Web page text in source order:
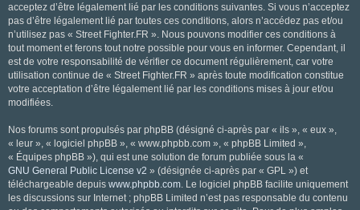
acceptez d’être légalement lié par les conditions suivantes. Si vous n’acceptez
pas d’être légalement lié par toutes ces conditions, alors n’accédez pas et/ou
n’utilisez pas « Street Fighter.FR ». Nous pouvons modifier ces conditions à
tout moment et ferons tout notre possible pour vous en informer. Cependant, il
est de votre responsabilité de vérifier ce document régulièrement, car votre
utilisation continue de « Street Fighter.FR » après toute modification constitue
votre acceptation d’être légalement lié par les conditions mises à jour et/ou
modifiées.
Nos forums sont propulsés par phpBB (désigné ci-après par « ils », « eux »,
« leur », « logiciel phpBB », « www.phpbb.com », « phpBB Limited »,
« Équipes phpBB »), qui est une solution de forum publiée sous la «
GNU General Public License v2 » (désignée ci-après par « GPL ») et
téléchargeable depuis www.phpbb.com. Le logiciel phpBB facilite uniquement
les discussions sur Internet ; phpBB Limited n’est pas responsable du contenu